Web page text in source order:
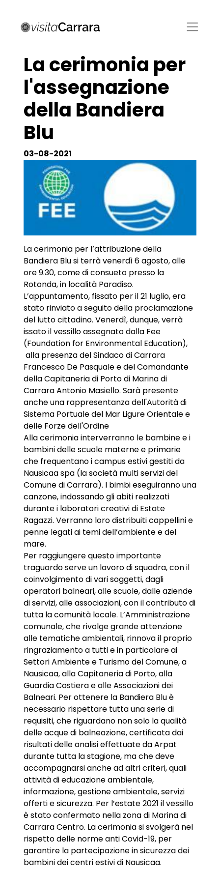
La cerimonia per
l'assegnazione
della Bandiera
Blu
03-08-2021
La cerimonia per l’attribuzione della
Bandiera Blu si terrà venerdì 6 agosto, alle
ore 9.30, come di consueto presso la
Rotonda, in località Paradiso.
L’appuntamento, fissato per il 21 luglio, era
stato rinviato a seguito della proclamazione
del lutto cittadino. Venerdì, dunque, verrà
issato il vessillo assegnato dalla Fee
(Foundation for Environmental Education),
alla presenza del Sindaco di Carrara
Francesco De Pasquale e del Comandante
della Capitaneria di Porto di Marina di
Carrara Antonio Masiello. Sarà presente
anche una rappresentanza dell'Autorità di
Sistema Portuale del Mar Ligure Orientale e
delle Forze dell'Ordine
Alla cerimonia interverranno le bambine e i
bambini delle scuole materne e primarie
che frequentano i campus estivi gestiti da
Nausicaa spa (la società multi servizi del
Comune di Carrara). I bimbi eseguiranno una
canzone, indossando gli abiti realizzati
durante i laboratori creativi di Estate
Ragazzi. Verranno loro distribuiti cappellini e
penne legati ai temi dell’ambiente e del
mare.
Per raggiungere questo importante
traguardo serve un lavoro di squadra, con il
coinvolgimento di vari soggetti, dagli
operatori balneari, alle scuole, dalle aziende
di servizi, alle associazioni, con il contributo di
tutta la comunità locale. L’Amministrazione
comunale, che rivolge grande attenzione
alle tematiche ambientali, rinnova il proprio
ringraziamento a tutti e in particolare ai
Settori Ambiente e Turismo del Comune, a
Nausicaa, alla Capitaneria di Porto, alla
Guardia Costiera e alle Associazioni dei
Balneari. Per ottenere la Bandiera Blu è
necessario rispettare tutta una serie di
requisiti, che riguardano non solo la qualità
delle acque di balneazione, certificata dai
risultati delle analisi effettuate da Arpat
durante tutta la stagione, ma che deve
accompagnarsi anche ad altri criteri, quali
attività di educazione ambientale,
informazione, gestione ambientale, servizi
offerti e sicurezza. Per l’estate 2021 il vessillo
è stato confermato nella zona di Marina di
Carrara Centro. La cerimonia si svolgerà nel
rispetto delle norme anti Covid-19, per
garantire la partecipazione in sicurezza dei
bambini dei centri estivi di Nausicaa.